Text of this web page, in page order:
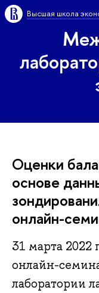
Высшая школа
Оценки
основе
онлайн-
31 марта 2022
онлайн-
лаборатории